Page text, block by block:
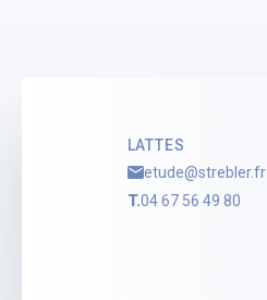
LATTES
etude@strebler.fr
T.04 67 56 49 80